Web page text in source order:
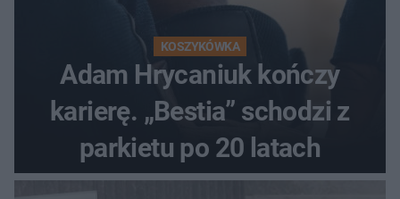
KOSZYKÓWKA
Adam Hrycaniuk kończy
karierę. „Bestia” schodzi z
parkietu po 20 latach